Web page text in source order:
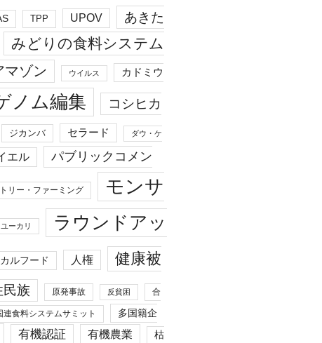
TPP UPOV
あきた
みどりの食料システム
マゾン ウイルス カドミウ
ノム編集
コシヒカ
ジカンバ セラード ダウ・ケ
エル パブリックコメン
リー・ファーミング
モンサ
ユーカリ
ラウンドアッ
ルフード 人権
健康被
民族 原発事故 反貧困 合
連食料システムサミット
多国籍企
有機認証 有機農業 枯